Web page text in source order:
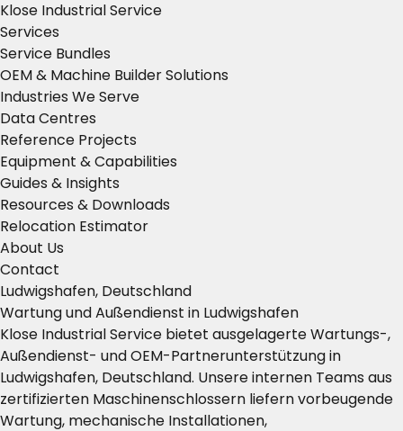
Klose Industrial Service
Services
Service Bundles
OEM & Machine Builder Solutions
Industries We Serve
Data Centres
Reference Projects
Equipment & Capabilities
Guides & Insights
Resources & Downloads
Relocation Estimator
About Us
Contact
Ludwigshafen, Deutschland
Wartung und Außendienst in Ludwigshafen
Klose Industrial Service bietet ausgelagerte Wartungs-,
Außendienst- und OEM-Partnerunterstützung in
Ludwigshafen, Deutschland. Unsere internen Teams aus
zertifizierten Maschinenschlossern liefern vorbeugende
Wartung, mechanische Installationen,